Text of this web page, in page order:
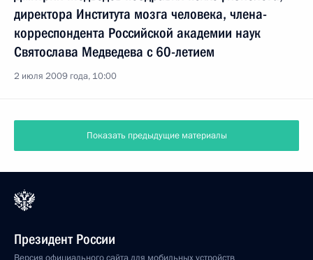
директора Института мозга человека, члена-
корреспондента Российской академии наук
Святослава Медведева с 60-летием
2 июля 2009 года, 10:00
Показать предыдущие материалы
Президент России